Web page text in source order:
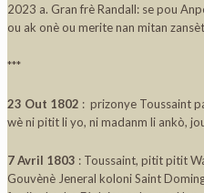
2023 a. Gran frè Randall: se pou
ou ak onè ou merite nan mitan
***
23 Out 1802 : prizonye Toussaint
wè ni pitit li yo, ni madanm li ankò,
7 Avril 1803 : Toussaint, pitit pitit
Gouvènè Jeneral koloni Saint